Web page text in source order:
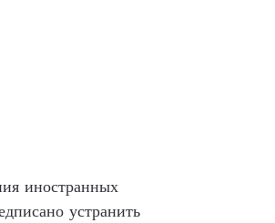
иностранных
устранить